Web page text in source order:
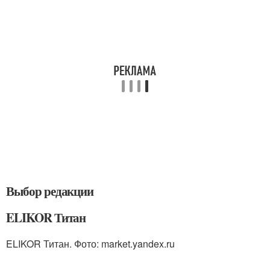
Выбор редакции
ELIKOR Титан
ELIKOR Титан. Фото: market.yandex.ru